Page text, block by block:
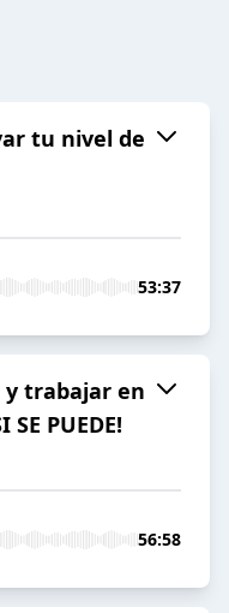
tu nivel de
53:37
y trabajar en
PUEDE!
56:58